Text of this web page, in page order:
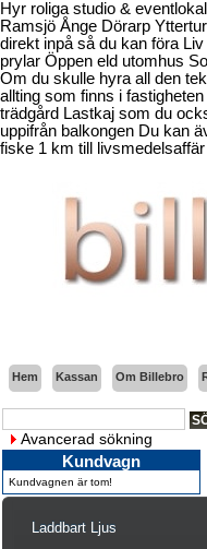
Hyr roliga studio &
Ramsjö Ånge Dörarp
direkt inpå så du kan föra
prylar Öppen eld utomhus
Om du skulle hyra all den
allting som finns i
trädgård Lastkaj som du
uppifrån balkongen Du kan
fiske 1 km till
Hem Kassan Om Billebro
Avancerad sökning
Kundvagn
Kundvagnen är tom!
Laddbart Ljus